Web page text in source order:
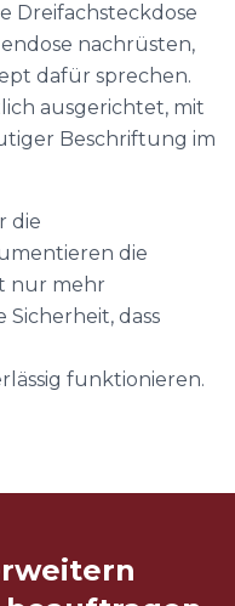
Dreifachsteckdose
nachrüsten,
dafür sprechen.
ausgerichtet, mit
Beschriftung im
die
die
nur mehr
dass
funktionieren.